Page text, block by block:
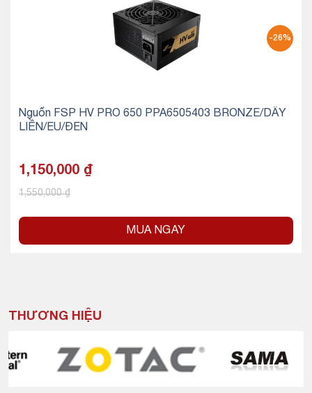
-26%
Nguồn FSP HV PRO 650 PPA6505403 BRONZE/DÂY
LIỀN/EU/ĐEN
1,150,000 ₫
1,550,000₫
MUA NGAY
THƯƠNG HIỆU